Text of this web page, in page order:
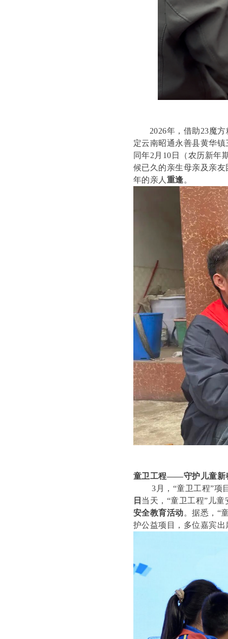
2026年，借助23魔
定云南昭通永善县黄华
同年2月10日（农历新年
候已久的亲生母亲及亲
年的亲人重逢。
童卫工程——守护儿童新
3月，“童卫工程”项
日 当天，“童卫工程”儿
安全教育活动。据悉，“
护公益项目，多位嘉宾